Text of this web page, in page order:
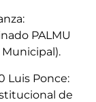
PALMU
Luis Ponce:
de